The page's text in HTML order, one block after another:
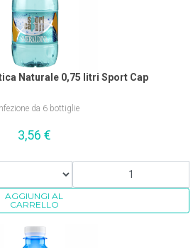
Naturale 0,75 litri Sport Cap
da 6 bottiglie
3,56 €
AGGIUNGI AL
CARRELLO